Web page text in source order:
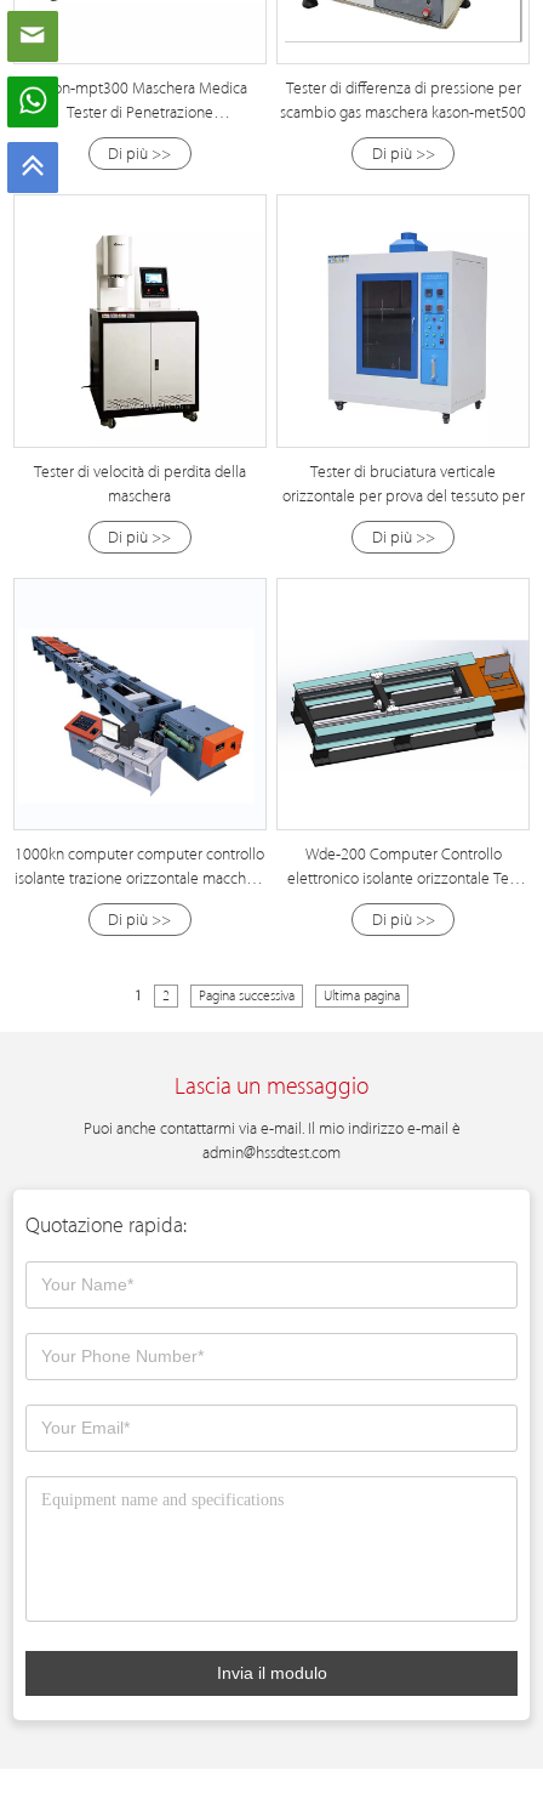
Kason-mpt300 Maschera Medica
Tester di Penetrazione
SangueSintetica
Di più >>
Tester di differenza di pressione per
scambio gas maschera kason-met500
Di più >>
Tester di velocità di perdita della
maschera
Di più >>
Tester di bruciatura verticale
orizzontale per prova del tessuto per
Di più >>
1000kn computer computer controllo
isolante trazione orizzontale macchina
di prova
Di più >>
Wde-200 Computer Controllo
elettronico isolante orizzontale Test
Traction
Di più >>
1 2 Pagina successiva Ultima pagina
Lascia un messaggio
Puoi anche contattarmi via e-mail. Il mio indirizzo e-mail è
admin@hssdtest.com
Quotazione rapida:
Invia il modulo